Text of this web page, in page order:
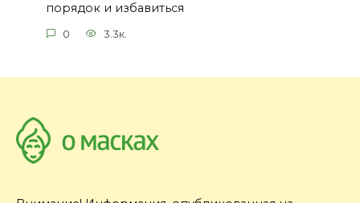
порядок и избавиться
0 3.3к.